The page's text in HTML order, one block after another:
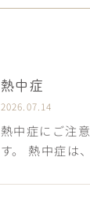
熱中症
2026.07.14
熱中症にご注
す。 熱中症は